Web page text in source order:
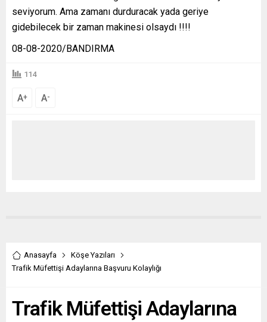
seviyorum. Ama zamanı durduracak yada geriye
gidebilecek bir zaman makinesi olsaydı !!!!
08-08-2020/BANDIRMA
114
A+ A-
Anasayfa
Köşe Yazıları
Trafik Müfettişi Adaylarına Başvuru Kolaylığı
Trafik Müfettişi Adaylarına